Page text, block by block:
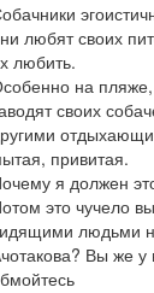
любят своих
любить.
на пляже,
своих
привитая.
я должен
это чучело
людьми
Вы же у